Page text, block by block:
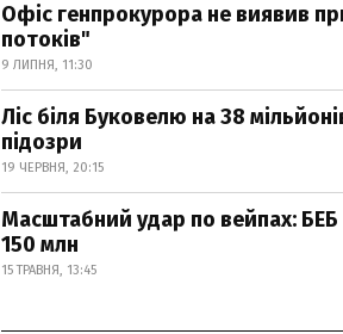
Офіс генпрокурора не виявив
потоків"
9 ЛИПНЯ, 11:30
Ліс біля Буковелю на 38
підозри
19 ЧЕРВНЯ, 20:15
Масштабний удар по вейпах:
150 млн
15 ТРАВНЯ, 13:45